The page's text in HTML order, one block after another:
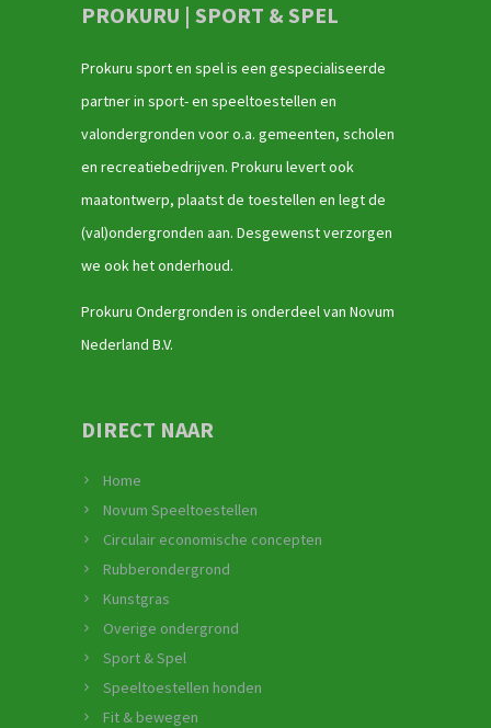
PROKURU | SPORT & SPEL
Prokuru sport en spel is een gespecialiseerde
partner in sport- en speeltoestellen en
valondergronden voor o.a. gemeenten, scholen
en recreatiebedrijven. Prokuru levert ook
maatontwerp, plaatst de toestellen en legt de
(val)ondergronden aan. Desgewenst verzorgen
we ook het onderhoud.
Prokuru Ondergronden is onderdeel van Novum
Nederland B.V.
DIRECT NAAR
Home
Novum Speeltoestellen
Circulair economische concepten
Rubberondergrond
Kunstgras
Overige ondergrond
Sport & Spel
Speeltoestellen honden
Fit & bewegen